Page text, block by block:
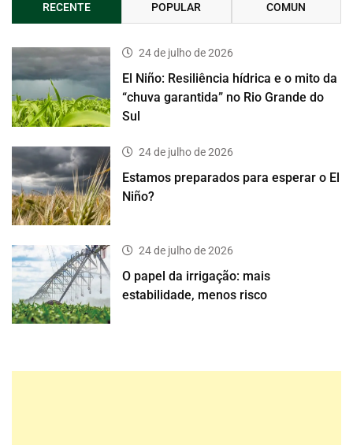
RECENTE POPULAR COMUN
24 de julho de 2026
El Niño: Resiliência hídrica e o mito da
“chuva garantida” no Rio Grande do
Sul
24 de julho de 2026
Estamos preparados para esperar o El
Niño?
24 de julho de 2026
O papel da irrigação: mais
estabilidade, menos risco